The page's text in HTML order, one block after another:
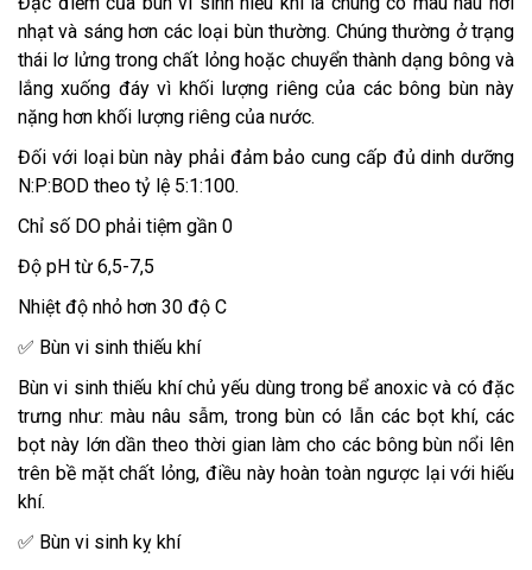
nhạt và sáng hơn các loại bùn thường. Chúng thường ở trạng
thái lơ lửng trong chất lỏng hoặc chuyển thành dạng bông và
lắng xuống đáy vì khối lượng riêng của các bông bùn này
nặng hơn khối lượng riêng của nước.
Đối với loại bùn này phải đảm bảo cung cấp đủ dinh dưỡng
N:P:BOD theo tỷ lệ 5:1:100.
Chỉ số DO phải tiệm gần 0
Độ pH từ 6,5-7,5
Nhiệt độ nhỏ hơn 30 độ C
✅ Bùn vi sinh thiếu khí
Bùn vi sinh thiếu khí chủ yếu dùng trong bể anoxic và có đặc
trưng như: màu nâu sẫm, trong bùn có lẫn các bọt khí, các
bọt này lớn dần theo thời gian làm cho các bông bùn nổi lên
trên bề mặt chất lỏng, điều này hoàn toàn ngược lại với hiếu
khí.
✅ Bùn vi sinh kỵ khí